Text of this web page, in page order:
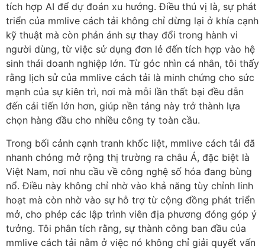
tích hợp AI để dự đoán xu hướng. Điều thú vị là, sự phát
triển của mmlive cách tải không chỉ dừng lại ở khía cạnh
kỹ thuật mà còn phản ánh sự thay đổi trong hành vi
người dùng, từ việc sử dụng đơn lẻ đến tích hợp vào hệ
sinh thái doanh nghiệp lớn. Từ góc nhìn cá nhân, tôi thấy
rằng lịch sử của mmlive cách tải là minh chứng cho sức
mạnh của sự kiên trì, nơi mà mỗi lần thất bại đều dẫn
đến cải tiến lớn hơn, giúp nền tảng này trở thành lựa
chọn hàng đầu cho nhiều công ty toàn cầu.
Trong bối cảnh cạnh tranh khốc liệt, mmlive cách tải đã
nhanh chóng mở rộng thị trường ra châu Á, đặc biệt là
Việt Nam, nơi nhu cầu về công nghệ số hóa đang bùng
nổ. Điều này không chỉ nhờ vào khả năng tùy chỉnh linh
hoạt mà còn nhờ vào sự hỗ trợ từ cộng đồng phát triển
mở, cho phép các lập trình viên địa phương đóng góp ý
tưởng. Tôi phân tích rằng, sự thành công ban đầu của
mmlive cách tải nằm ở việc nó không chỉ giải quyết vấn